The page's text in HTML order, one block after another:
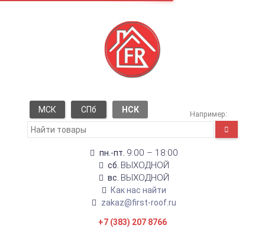
МСК СПб НСК Например:
пн.-пт. 9:00 – 18:00
сб. ВЫХОДНОЙ
вс. ВЫХОДНОЙ
Как нас найти
zakaz@first-roof.ru
+7 (383) 207 8766